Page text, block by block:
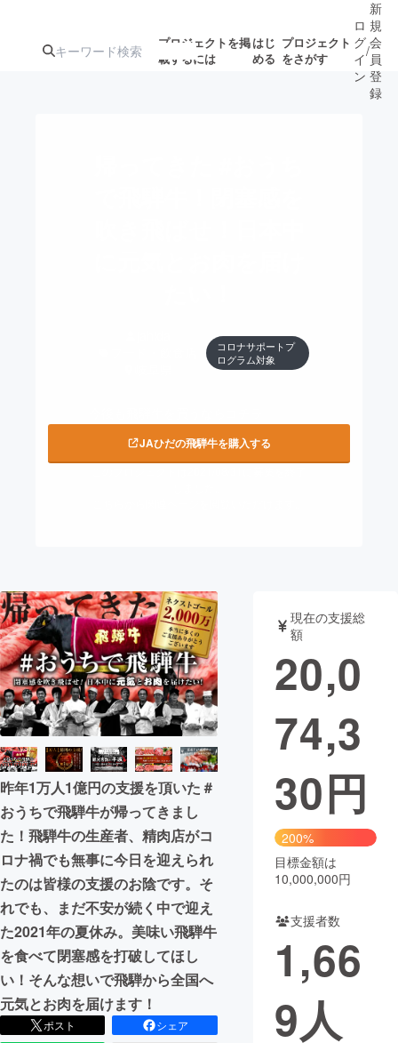
プロジェクトを掲
載するには
はじ
める
プロジェクト
をさがす
ロ
グ
イ
ン
/
新
規
会
員
登
録
コロナサポートプ
ログラム対象
JAひだの飛騨牛を購入する
昨年1万人1億円の支援を頂いた＃
おうちで飛騨牛が帰ってきまし
た！飛騨牛の生産者、精肉店がコ
ロナ禍でも無事に今日を迎えられ
たのは皆様の支援のお陰です。そ
れでも、まだ不安が続く中で迎え
た2021年の夏休み。美味い飛騨牛
を食べて閉塞感を打破してほし
い！そんな想いで飛騨から全国へ
元気とお肉を届けます！
ポスト
シェア
現在の支援総
額
20,0
74,3
30円
200%
目標金額は
10,000,000円
支援者数
1,66
9人